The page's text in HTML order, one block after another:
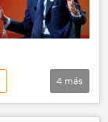
4 más